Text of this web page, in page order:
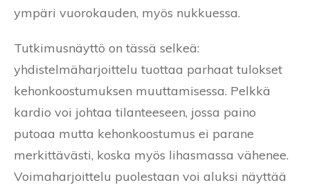
ympäri vuorokauden, myös nukkuessa.
Tutkimusnäyttö on tässä selkeä:
yhdistelmäharjoittelu tuottaa parhaat tulokset
kehonkoostumuksen muuttamisessa. Pelkkä
kardio voi johtaa tilanteeseen, jossa paino
putoaa mutta kehonkoostumus ei parane
merkittävästi, koska myös lihasmassa vähenee.
Voimaharjoittelu puolestaan voi aluksi näyttää